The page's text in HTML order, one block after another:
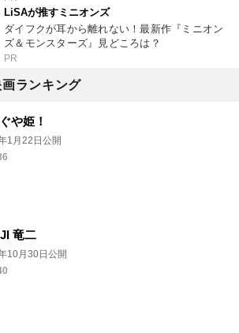
LiSAが推すミニオンズ
ダイフクが耳から離れない！最新作『ミニオン
ズ＆モンスターズ』見どころは？
PR
ランキング
や姫！
1月22日公開
竜二
10月30日公開